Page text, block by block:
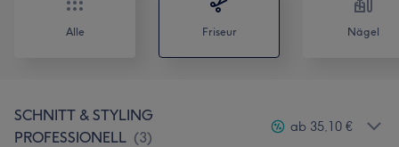
Alle Friseur Nägel
SCHNITT & STYLING
PROFESSIONELL (3)
ab 35,10 €